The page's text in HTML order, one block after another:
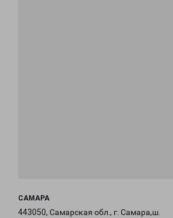
САМАРА
443050, Самарская обл., г. Самара,ш.